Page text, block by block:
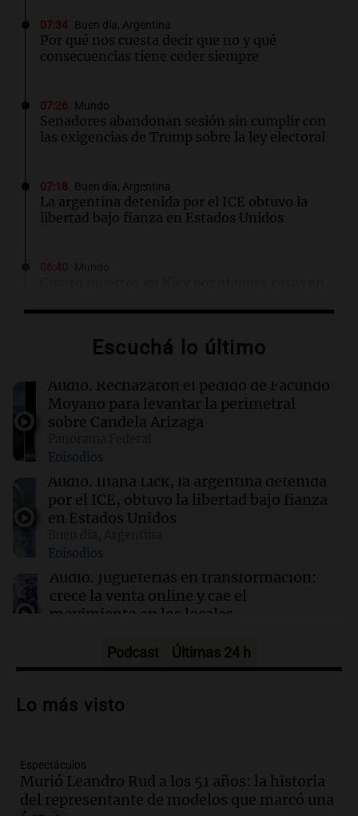
07:34 Buen día, Argentina
Por qué nos cuesta decir que no y qué
consecuencias tiene ceder siempre
07:26 Mundo
Senadores abandonan sesión sin cumplir con
las exigencias de Trump sobre la ley electoral
07:18 Buen día, Argentina
La argentina detenida por el ICE obtuvo la
libertad bajo fianza en Estados Unidos
Sociedad
provincias están afectadas este sábado
06:05 Cadena 3 Mundo
de Justicia de Trump en una ajustada votación
00:32 Clima
Clima en Salta: cómo estará el tiempo este
Escuchá lo último
Audio. Rechazaron el pedido de Facundo
Moyano para levantar la perimetral
sobre Candela Arizaga
Episodios
Audio. Iliana Lick, la argentina detenida
por el ICE, obtuvo la libertad bajo fianza
en Estados Unidos
Episodios
Audio. Jugueterías en transformación:
crece la venta online y cae el
movimiento en los locales
qué consecuencias tiene ceder siempre
Audio.
Argentino del Alfajor en el Estadio de
Ferro este fin de semana
Podcast Últimas 24 h
Lo más visto
Espectáculos
Murió Leandro Rud a los 51 años: la historia
del representante de modelos que marcó una